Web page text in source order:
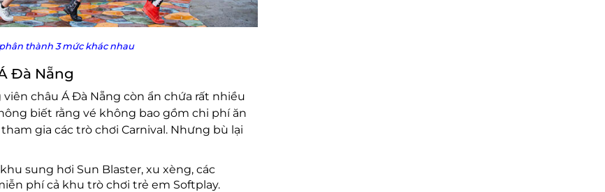
thành 3 mức khác nhau
Đà Nẵng
châu Á Đà Nẵng còn ẩn chứa rất nhiều
biết rằng vé không bao gồm chi phí ăn
gia các trò chơi Carnival. Nhưng bù lại
sung hơi Sun Blaster, xu xèng, các
phí cả khu trò chơi trẻ em Softplay.